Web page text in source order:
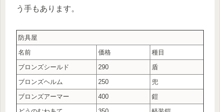
う手もあります。
防具屋
名前
価格
種目
ブロンズシールド
290
盾
ブロンズヘルム
250
兜
ブロンズアーマー
400
鎧